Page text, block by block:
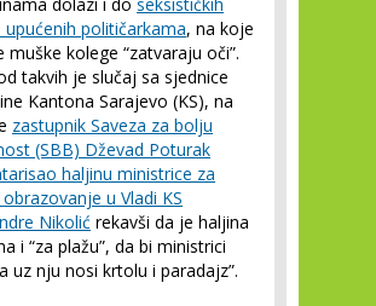
upućenih političarkama, na koje
muške kolege “zatvaraju oči”.
takvih je slučaj sa sjednice
Kantona Sarajevo (KS), na
zastupnik Saveza za bolju
(SBB) Dževad Poturak
haljinu ministrice za
u Vladi KS
Nikolić rekavši da je haljina
i “za plažu”, da bi ministrici
uz nju nosi krtolu i paradajz”.